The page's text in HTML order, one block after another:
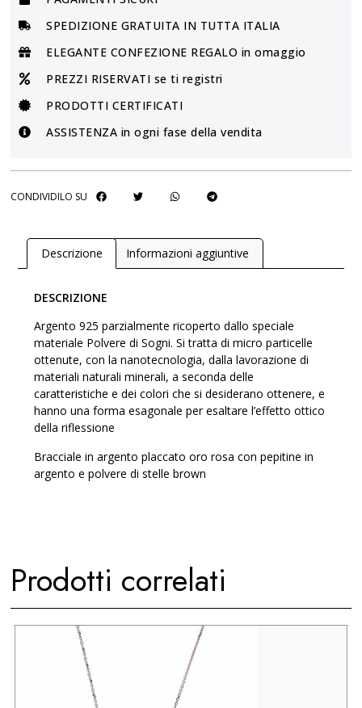
SPEDIZIONE GRATUITA IN TUTTA ITALIA
ELEGANTE CONFEZIONE REGALO in omaggio
PREZZI RISERVATI se ti registri
PRODOTTI CERTIFICATI
ASSISTENZA in ogni fase della vendita
CONDIVIDILO SU
Descrizione Informazioni aggiuntive
DESCRIZIONE
Argento 925 parzialmente ricoperto dallo speciale
materiale Polvere di Sogni. Si tratta di micro particelle
ottenute, con la nanotecnologia, dalla lavorazione di
materiali naturali minerali, a seconda delle
caratteristiche e dei colori che si desiderano ottenere, e
hanno una forma esagonale per esaltare l’effetto ottico
della riflessione
Bracciale in argento placcato oro rosa con pepitine in
argento e polvere di stelle brown
Prodotti correlati